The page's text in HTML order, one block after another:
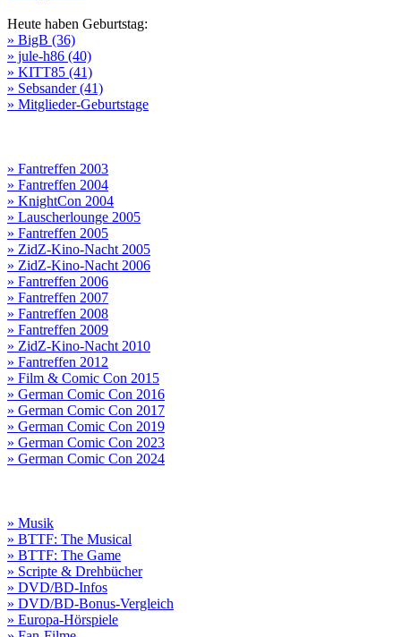
Heute haben Geburtstag:
» BigB (36)
» jule-h86 (40)
» KITT85 (41)
» Sebsander (41)
» Mitglieder-Geburtstage
» Fantreffen 2003
» Fantreffen 2004
» KnightCon 2004
» Lauscherlounge 2005
» Fantreffen 2005
» ZidZ-Kino-Nacht 2005
» ZidZ-Kino-Nacht 2006
» Fantreffen 2006
» Fantreffen 2007
» Fantreffen 2008
» Fantreffen 2009
» ZidZ-Kino-Nacht 2010
» Fantreffen 2012
» Film & Comic Con 2015
» German Comic Con 2016
» German Comic Con 2017
» German Comic Con 2019
» German Comic Con 2023
» German Comic Con 2024
» Musik
» BTTF: The Musical
» BTTF: The Game
» Scripte & Drehbücher
» DVD/BD-Infos
» DVD/BD-Bonus-Vergleich
» Europa-Hörspiele